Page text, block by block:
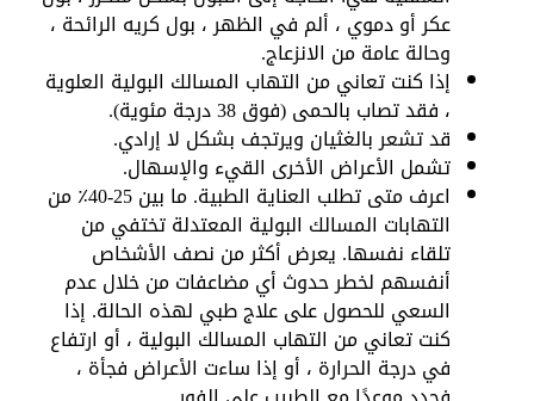
عكر أو دموي ، ألم في الظهر ، بول كريه الرائحة ،
وحالة عامة من الانزعاج.
إذا كنت تعاني من التهاب المسالك البولية العلوية
، فقد تصاب بالحمى (فوق 38 درجة مئوية).
قد تشعر بالغثيان ويرتجف بشكل لا إرادي.
تشمل الأعراض الأخرى القيء والإسهال.
اعرف متى تطلب العناية الطبية. ما بين 25-40٪ من
التهابات المسالك البولية المعتدلة تختفي من
تلقاء نفسها. يعرض أكثر من نصف الأشخاص
أنفسهم لخطر حدوث أي مضاعفات من خلال عدم
السعي للحصول على علاج طبي لهذه الحالة. إذا
كنت تعاني من التهاب المسالك البولية ، أو ارتفاع
في درجة الحرارة ، أو إذا ساءت الأعراض فجأة ،